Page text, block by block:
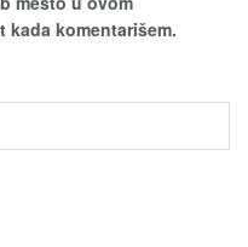
kada komentarišem.